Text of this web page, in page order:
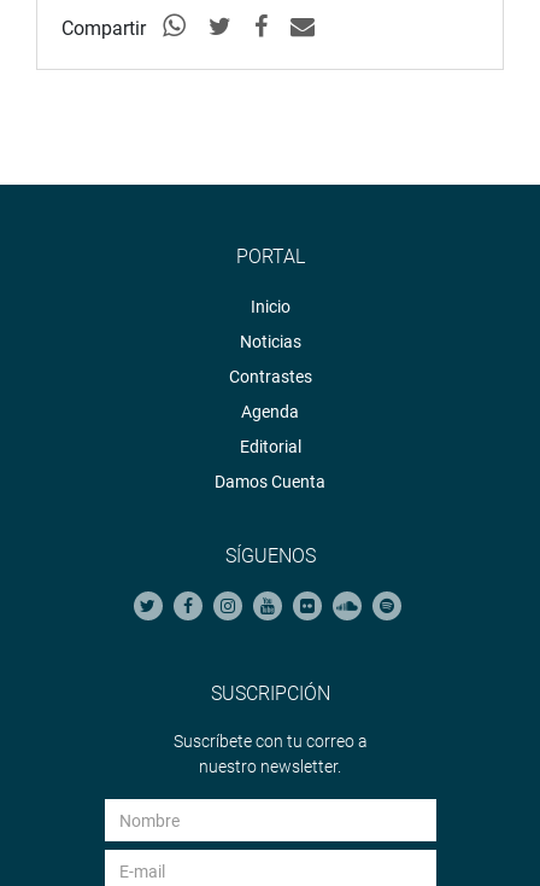
Compartir
PORTAL
Inicio
Noticias
Contrastes
Agenda
Editorial
Damos Cuenta
SÍGUENOS
SUSCRIPCIÓN
Suscríbete con tu correo a
nuestro newsletter.